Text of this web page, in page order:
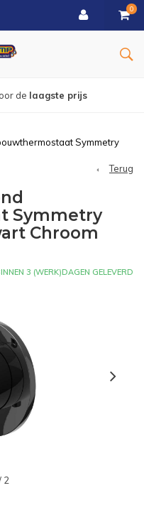
0
€ 150
Symmetry
Terug
Symmetry
Chroom
3 (WERK)DAGEN GELEVERD
2